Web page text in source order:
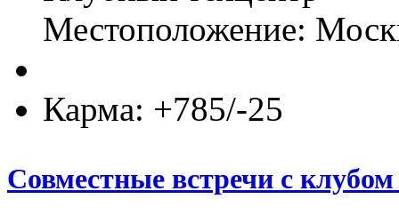
Местоположение:
Карма: +785/-25
Совместные встречи с